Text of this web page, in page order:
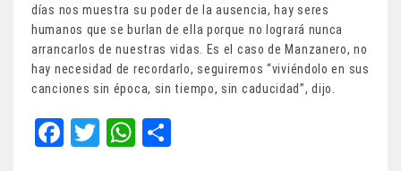
días nos muestra su poder de la ausencia, hay seres
humanos que se burlan de ella porque no logrará nunca
arrancarlos de nuestras vidas. Es el caso de Manzanero, no
hay necesidad de recordarlo, seguiremos “viviéndolo en sus
canciones sin época, sin tiempo, sin caducidad”, dijo.
Fa T
W